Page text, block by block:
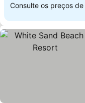
Consulte os preços de